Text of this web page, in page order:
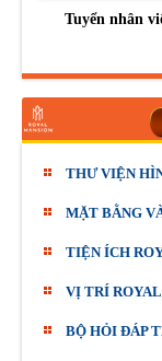
Tuyển nhân
THƯ VIỆN
MẶT BẰNG
TIỆN ÍCH
VỊ TRÍ
BỘ HỎI ĐÁP